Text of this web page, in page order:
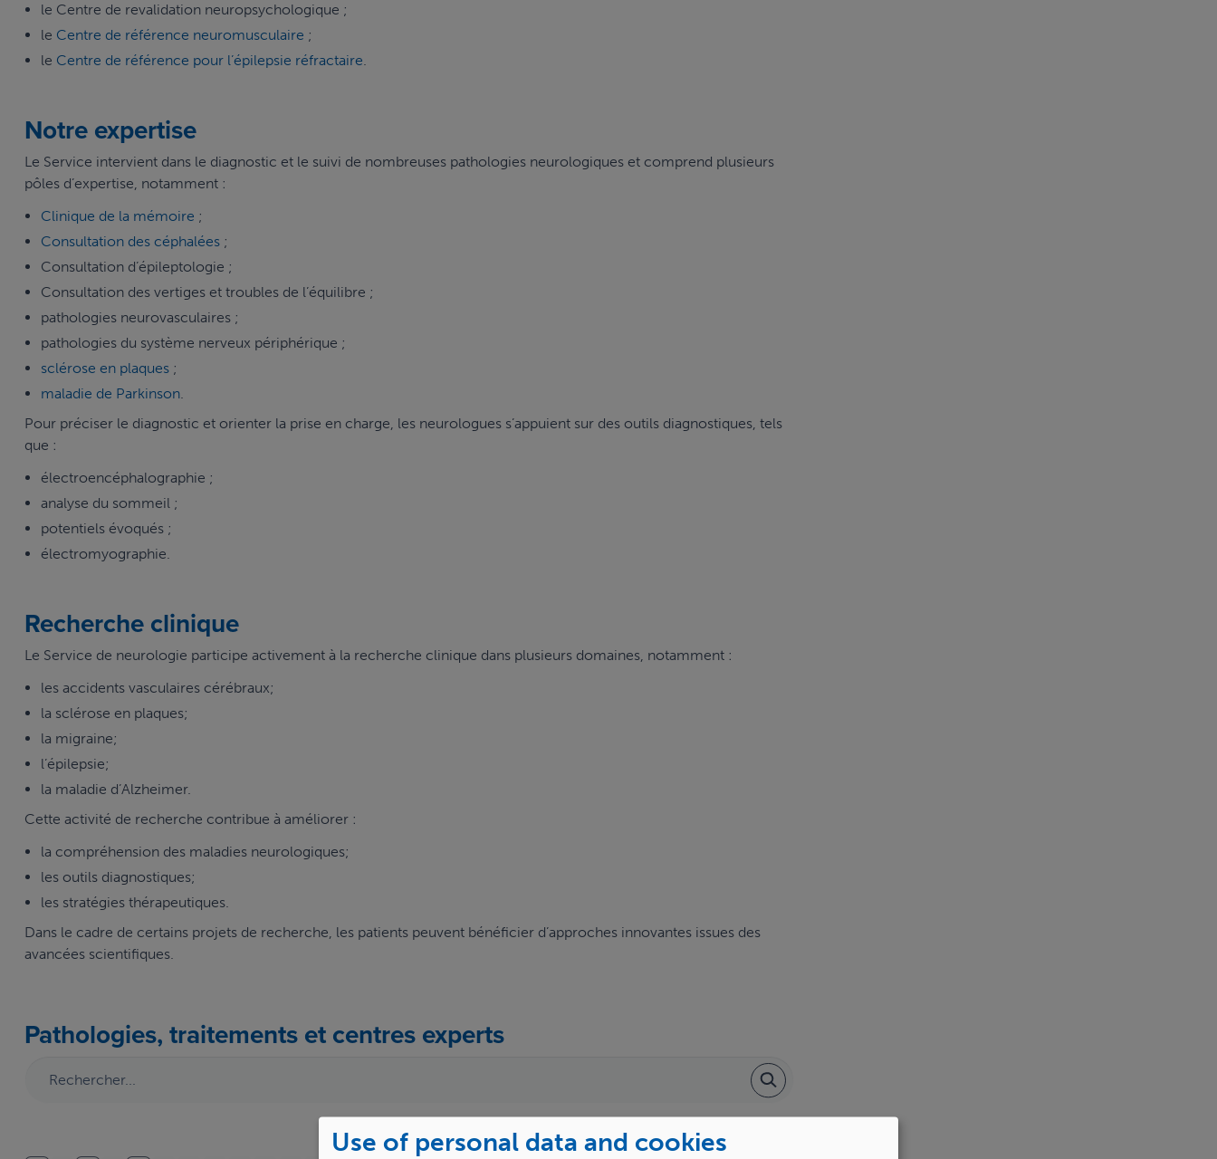
le Centre de revalidation neuropsychologique ;
le Centre de référence neuromusculaire ;
le Centre de référence pour l’épilepsie réfractaire.
Notre expertise
Le Service intervient dans le diagnostic et le suivi de nombreuses pathologies neurologiques et comprend plusieurs
pôles d’expertise, notamment :
Clinique de la mémoire ;
Consultation des céphalées ;
Consultation d’épileptologie ;
Consultation des vertiges et troubles de l’équilibre ;
pathologies neurovasculaires ;
pathologies du système nerveux périphérique ;
sclérose en plaques ;
maladie de Parkinson.
Pour préciser le diagnostic et orienter la prise en charge, les neurologues s’appuient sur des outils diagnostiques, tels
que :
électroencéphalographie ;
analyse du sommeil ;
potentiels évoqués ;
électromyographie.
Recherche clinique
Le Service de neurologie participe activement à la recherche clinique dans plusieurs domaines, notamment :
les accidents vasculaires cérébraux;
la sclérose en plaques;
la migraine;
l’épilepsie;
la maladie d’Alzheimer.
Cette activité de recherche contribue à améliorer :
la compréhension des maladies neurologiques;
les outils diagnostiques;
les stratégies thérapeutiques.
Dans le cadre de certains projets de recherche, les patients peuvent bénéficier d’approches innovantes issues des
avancées scientifiques.
Pathologies, traitements et centres experts
Use of personal data and cookies